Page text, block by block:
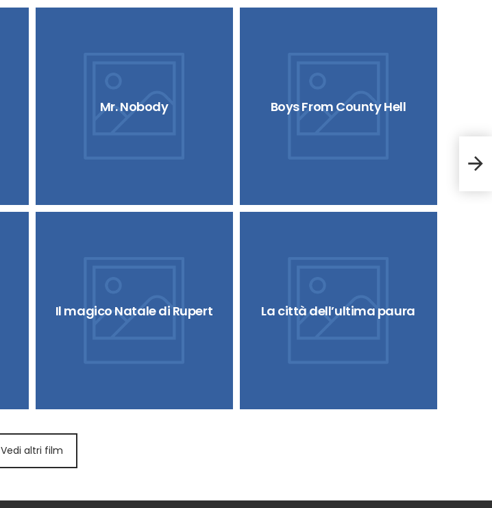
Mr. Nobody Boys From County Hell
Il magico Natale di Rupert La città dell’ultima paura
Vedi altri film